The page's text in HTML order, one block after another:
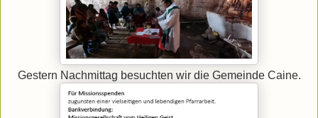
Gestern Nachmittag besuchten wir die Gemeinde Caine.